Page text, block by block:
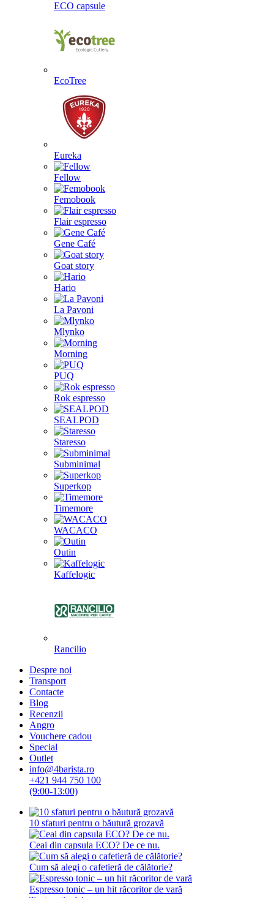
ECO capsule
EcoTree
Eureka
Fellow
Femobook
Flair espresso
Gene Café
Goat story
Hario
La Pavoni
Mlynko
Morning
PUQ
Rok espresso
SEALPOD
Staresso
Subminimal
Superkop
Timemore
WACACO
Outin
Kaffelogic
Rancilio
Despre noi
Transport
Contacte
Blog
Recenzii
Angro
Vouchere cadou
Special
Outlet
info@4barista.ro
+421 944 750 100
(9:00-13:00)
10 sfaturi pentru o băutură grozavă
Ceai din capsula ECO? De ce nu.
Cum să alegi o cafetieră de călătorie?
Espresso tonic – un hit răcoritor de vară